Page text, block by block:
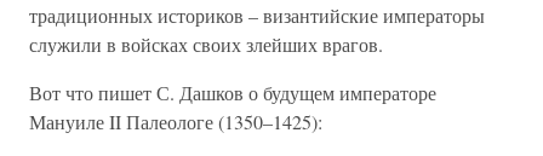
традиционных историков – византийские императоры
служили в войсках своих злейших врагов.
Вот что пишет С. Дашков о будущем императоре
Мануиле II Палеологе (1350–1425):